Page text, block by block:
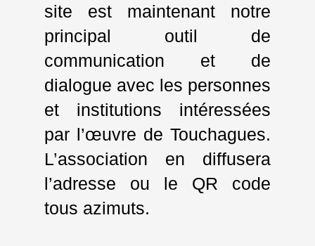
site est maintenant notre
principal outil de
communication et de
dialogue avec les personnes
et institutions intéressées
par l’œuvre de Touchagues.
L’association en diffusera
l’adresse ou le QR code
tous azimuts.